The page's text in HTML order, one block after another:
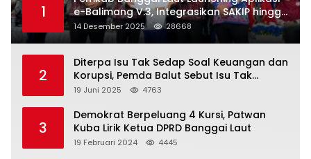
1
e-Balimang V.3, Integrasikan SAKIP hingga
Satu Data Layanan Publik
14 Desember 2025 28668
2
Diterpa Isu Tak Sedap Soal Keuangan dan
Korupsi, Pemda Balut Sebut Isu Tak
Berdasar
19 Juni 2025 4763
3
Demokrat Berpeluang 4 Kursi, Patwan
Kuba Lirik Ketua DPRD Banggai Laut
19 Februari 2024 4445